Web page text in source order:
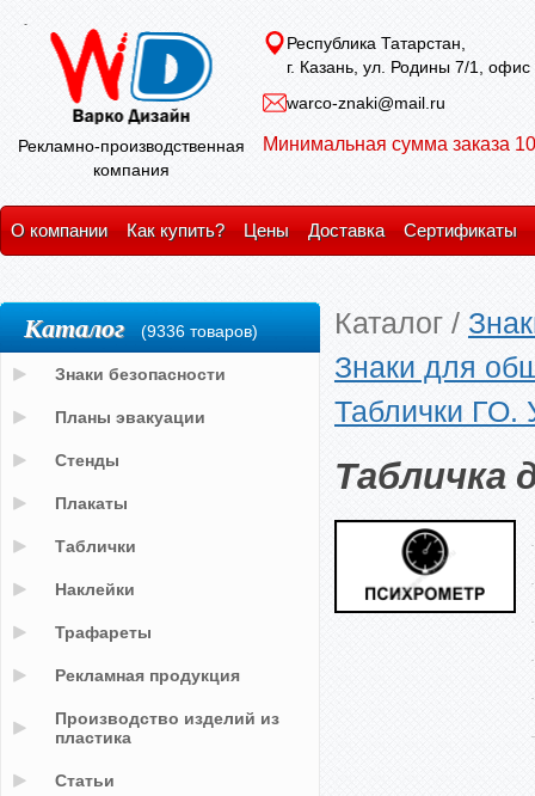
Рекламно-производственная
компания
Республика Татарстан,
г. Казань, ул. Родины 7/1, офис
warco-znaki@mail.ru
Минимальная сумма заказа
О компании Как купить? Цены Доставка Сертификаты
Каталог /
Знаки для
Таблички ГО.
Табличка
Каталог (9336 товаров)
Знаки безопасности
Планы эвакуации
Стенды
Плакаты
Таблички
Наклейки
Трафареты
Рекламная продукция
Производство изделий из
пластика
Статьи